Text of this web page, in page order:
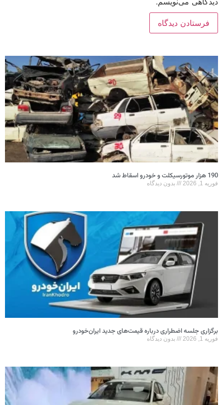
190 هزار موتورسیکلت و خودرو اسقاط شد
فوریه 1, 2026 بدون دیدگاه
برگزاری جلسه اضطراری درباره قیمت‌های جدید ایران‌خودرو
فوریه 1, 2026 بدون دیدگاه